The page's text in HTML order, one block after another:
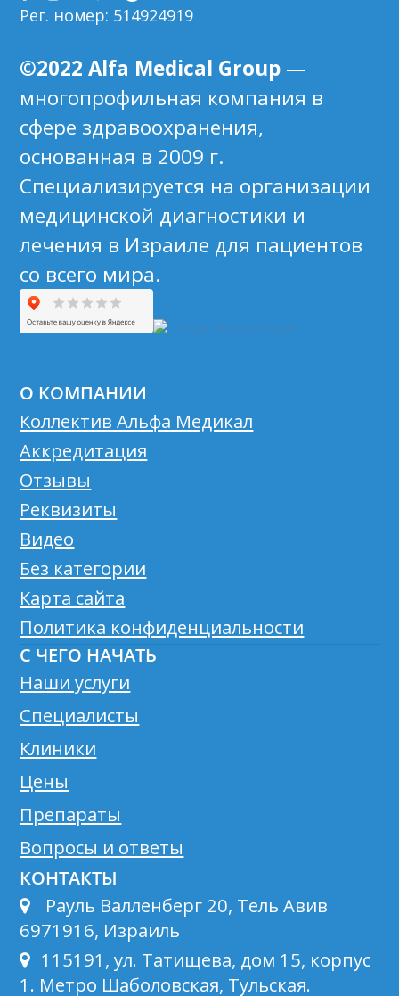
Рег. номер: 514924919
©2022 Alfa Medical Group —
многопрофильная компания в
сфере здравоохранения,
основанная в 2009 г.
Специализируется на организации
медицинской диагностики и
лечения в Израиле для пациентов
со всего мира.
О КОМПАНИИ
Коллектив Альфа Медикал
Аккредитация
Отзывы
Реквизиты
Видео
Без категории
Карта сайта
Политика конфиденциальности
С ЧЕГО НАЧАТЬ
Наши услуги
Специалисты
Клиники
Цены
Препараты
Вопросы и ответы
КОНТАКТЫ
Рауль Валленберг 20, Тель Авив
6971916, Израиль
115191, ул. Татищева, дом 15, корпус
1. Метро Шаболовская, Тульская.